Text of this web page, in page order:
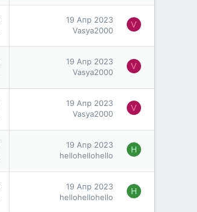
19 Апр 2023
Vasya2000
V
19 Апр 2023
Vasya2000
V
19 Апр 2023
Vasya2000
V
19 Апр 2023
hellohellohello
H
19 Апр 2023
hellohellohello
H